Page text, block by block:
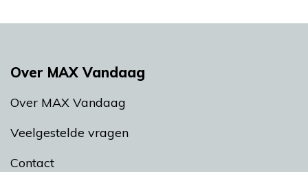
Over MAX Vandaag
Over MAX Vandaag
Veelgestelde vragen
Contact